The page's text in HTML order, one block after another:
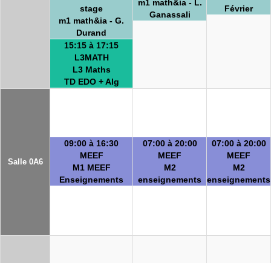
stage
m1 math&ia - G.
Durand
15:15 à 17:15
L3MATH
L3 Maths
TD EDO + Alg
m1 math&ia - L.
Ganassali
Février
Salle 0A6
09:00 à 16:30
MEEF
M1 MEEF
Enseignements
07:00 à 20:00
MEEF
M2
enseignements
07:00 à 20:00
MEEF
M2
enseignements